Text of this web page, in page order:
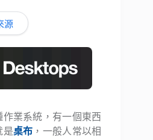
源
業系統，有一個東西
是桌布 ，一般人常以相